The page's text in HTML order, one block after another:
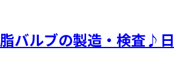
バルブの製造・検査♪日